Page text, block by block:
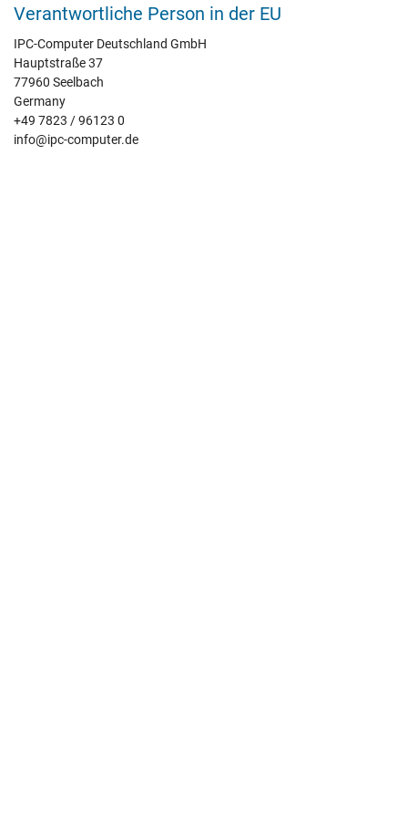
Verantwortliche Person in der EU
IPC-Computer Deutschland GmbH
Hauptstraße 37
77960 Seelbach
Germany
+49 7823 / 96123 0
info@ipc-computer.de